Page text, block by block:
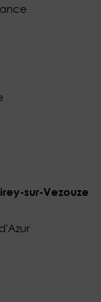
sur-Vezouze